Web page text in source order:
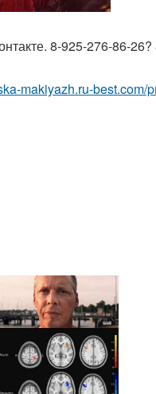
8-925-276-86-
makiyazh.ru-best.com/